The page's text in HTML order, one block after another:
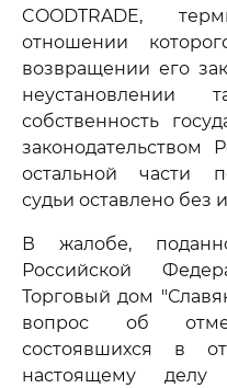
COODTRADE,
отношении
возвращении его
неустановлении
собственность
законодательством
остальной части
судьи оставлено без
В жалобе,
Российской
Торговый дом
вопрос об
состоявшихся в
настоящему делу